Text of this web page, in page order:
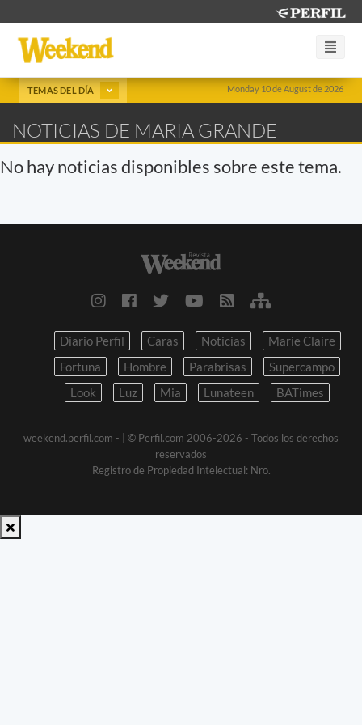
Monday 10 de August de 2026
TEMAS DEL DÍA
NOTICIAS DE MARIA GRANDE
No hay noticias disponibles sobre este tema.
Diario Perfil Caras Noticias
Marie Claire
Fortuna
Hombre Parabrisas
Supercampo
Look
Luz Mia Lunateen BATimes
weekend.perfil.com -
| © Perfil.com 2006-2026 - Todos los derechos
reservados
Registro de Propiedad Intelectual: Nro.